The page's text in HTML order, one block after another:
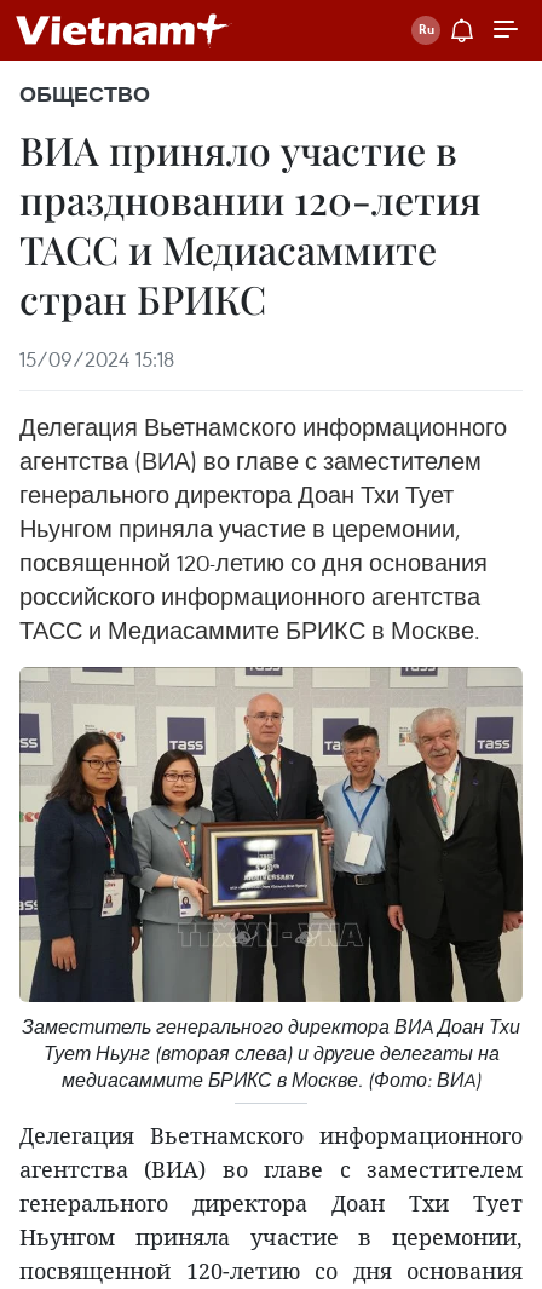
ОБЩЕСТВО
ВИA приняло участие в
праздновании 120-летия
ТАСС и Медиасаммите
стран БРИКС
15/09/2024 15:18
Делегация Вьетнамского информационного
агентства (ВИА) во главе с заместителем
генерального директора Доан Тхи Тует
Ньунгом приняла участие в церемонии,
посвященной 120-летию со дня основания
российского информационного агентства
ТАСС и Медиасаммите БРИКС в Москве.
Заместитель генерального директора ВИA Доан Тхи
Тует Ньунг (вторая слева) и другие делегаты на
медиасаммите БРИКС в Москве. (Фото: ВИA)
Делегация Вьетнамского информационного
агентства (ВИА) во главе с заместителем
генерального директора Доан Тхи Тует
Ньунгом приняла участие в церемонии,
посвященной 120-летию со дня основания